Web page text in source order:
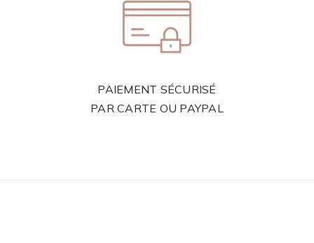
PAIEMENT SÉCURISÉ
PAR CARTE OU PAYPAL